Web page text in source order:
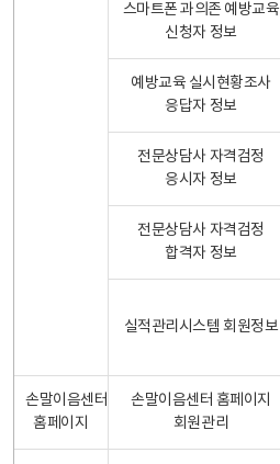
스마트폰 과의존 예방교육
신청자 정보
예방교육 실시현황조사
응답자 정보
전문상담사 자격검정
응시자 정보
전문상담사 자격검정
합격자 정보
실적관리시스템 회원정보
손말이음센터
홈페이지
손말이음센터 홈페이지
회원관리